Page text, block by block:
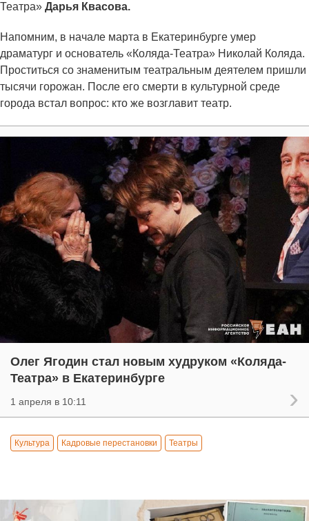
Театра» Дарья Квасова.
Напомним, в начале марта в Екатеринбурге умер
драматург и основатель «Коляда-Театра» Николай Коляда.
Проститься со знаменитым театральным деятелем пришли
тысячи горожан. После его смерти в культурной среде
города встал вопрос: кто же возглавит театр.
Олег Ягодин стал новым худруком «Коляда-
Театра» в Екатеринбурге
1 апреля в 10:11
Культура Кадровые перестановки Театры